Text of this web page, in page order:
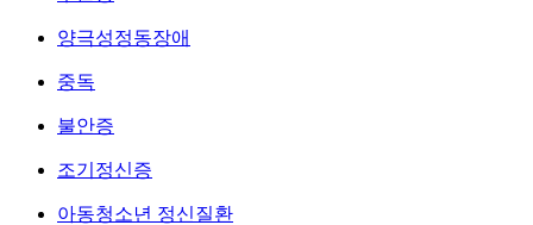
양극성정동장애
중독
불안증
조기정신증
아동청소년 정신질환